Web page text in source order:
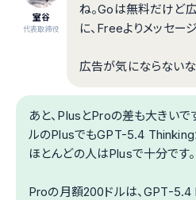
室谷
代表取締役
ね。Goは無料だけど
に、Freeよりメッセー
広告が気にならないな
あと、PlusとProの差も大きいで
ルのPlusでもGPT-5.4 Thinking
ほとんどの人はPlusで十分です。
Proの月額200ドルは、GPT-5.4